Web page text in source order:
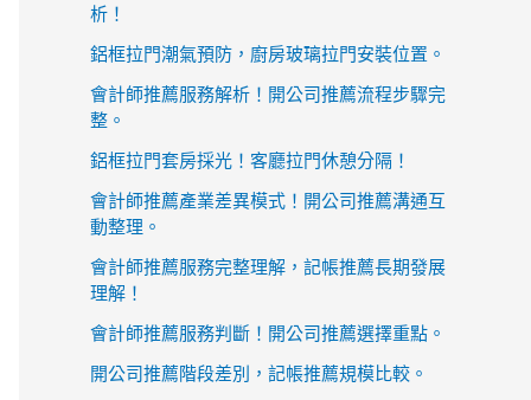
析！
鋁框拉門潮氣預防，廚房玻璃拉門安裝位置。
會計師推薦服務解析！開公司推薦流程步驟完
整。
鋁框拉門套房採光！客廳拉門休憩分隔！
會計師推薦產業差異模式！開公司推薦溝通互
動整理。
會計師推薦服務完整理解，記帳推薦長期發展
理解！
會計師推薦服務判斷！開公司推薦選擇重點。
開公司推薦階段差別，記帳推薦規模比較。